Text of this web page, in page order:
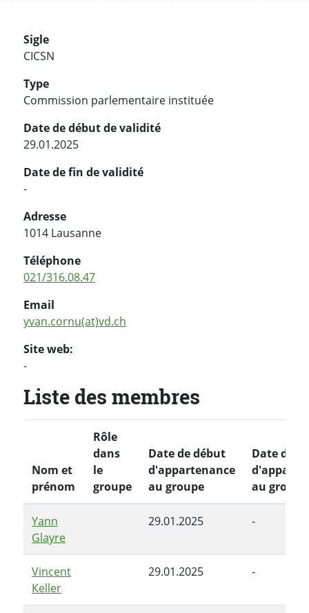
Sigle
CICSN
Type
Commission parlementaire instituée
Date de début de validité
29.01.2025
Date de fin de validité
-
Adresse
1014 Lausanne
Téléphone
021/316.08.47
Email
yvan.cornu(at)vd.ch
Site web:
-
Liste des membres
Nom et
prénom
Rôle
dans
le
groupe
Date de début
d'appartenance
au groupe
Date de
au groupe
Yann
Glayre
29.01.2025 -
Vincent
Keller
29.01.2025 -